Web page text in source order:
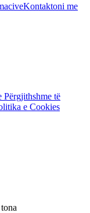
Kontaktoni me
Përgjithshme të
e Cookies